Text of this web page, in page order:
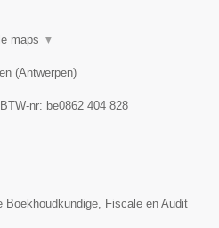
maps ▼
(Antwerpen)
, BTW-nr: be0862 404 828
Boekhoudkundige, Fiscale en Audit